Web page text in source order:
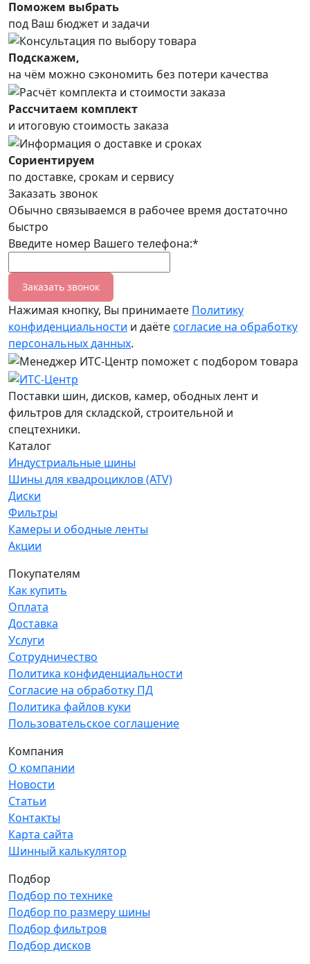
Поможем выбрать
под Ваш бюджет и задачи
Подскажем,
на чём можно сэкономить без потери качества
Рассчитаем комплект
и итоговую стоимость заказа
Сориентируем
по доставке, срокам и сервису
Заказать звонок
Обычно связываемся в рабочее время достаточно
быстро
Введите номер Вашего телефона:*
Заказать звонок
Нажимая кнопку, Вы принимаете Политику
конфиденциальности и даётесогласие на обработку
персональных данных.
Поставки шин, дисков, камер, ободных лент и
фильтров для складской, строительной и
спецтехники.
Каталог
Индустриальные шины
Шины для квадроциклов (ATV)
Диски
Фильтры
Камеры и ободные ленты
Акции
Покупателям
Как купить
Оплата
Доставка
Услуги
Сотрудничество
Политика конфиденциальности
Согласие на обработку ПД
Политика файлов куки
Пользовательское соглашение
Компания
О компании
Новости
Статьи
Контакты
Карта сайта
Шинный калькулятор
Подбор
Подбор по технике
Подбор по размеру шины
Подбор фильтров
Подбор дисков